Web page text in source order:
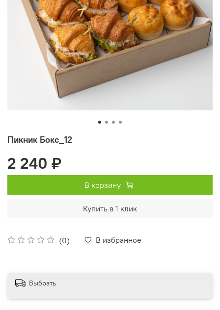
Пикник Бокс_12
(0) В избранное
2 240 ₽
В корзину
Купить в 1 клик
Выбрать